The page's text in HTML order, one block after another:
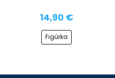
14,90 €
Figúrka